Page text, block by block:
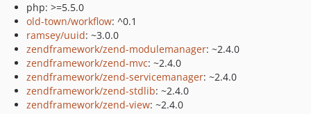
php: >=5.5.0
old-town/workflow: ^0.1
ramsey/uuid: ~3.0.0
zendframework/zend-modulemanager: ~2.4.0
zendframework/zend-mvc: ~2.4.0
zendframework/zend-servicemanager: ~2.4.0
zendframework/zend-stdlib: ~2.4.0
zendframework/zend-view: ~2.4.0